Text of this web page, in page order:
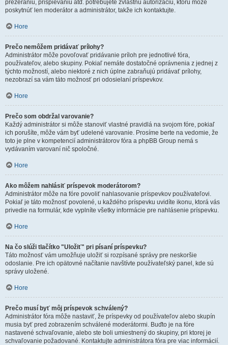
prezeraniu, prispievaniu atď. potrebujete zvláštnu autorizáciu, ktorú môže
poskytnúť len moderátor a administrátor, takže ich kontaktujte.
Hore
Prečo nemôžem pridávať prílohy?
Administrátor môže povoľovať pridávanie príloh pre jednotlivé fóra,
používateľov, alebo skupiny. Pokiaľ nemáte dostatočné oprávnenia z jednej z
týchto možností, alebo niektoré z nich úplne zabraňujú pridávať prílohy,
nezobrazí sa vám táto možnosť pri odosielaní príspevkov.
Hore
Prečo som obdržal varovanie?
Každý administrátor si môže stanoviť vlastné pravidlá na svojom fóre, pokiaľ
ich porušíte, môže vám byť udelené varovanie. Prosíme berte na vedomie, že
toto je plne v kompetencií administrátorov fóra a phpBB Group nemá s
vydávaním varovaní nič spoločné.
Hore
Ako môžem nahlásiť príspevok moderátorom?
Administrátor môže na fóre povoliť nahlasovanie príspevkov používateľovi.
Pokiaľ je táto možnosť povolené, u každého príspevku uvidíte ikonu, ktorá vás
privedie na formulár, kde vyplníte všetky informácie pre nahlásenie príspevku.
Hore
Na čo slúži tlačítko "Uložiť" pri písaní príspevku?
Táto možnosť vám umožňuje uložiť si rozpísané správy pre neskoršie
odoslanie. Pre ich opätovné načítanie navštívte používateľský panel, kde sú
správy uložené.
Hore
Prečo musí byť môj príspevok schválený?
Administrátor fóra môže nastaviť, že príspevky od používateľov alebo skupín
musia byť pred zobrazením schválené moderátormi. Buďto je na fóre
nastavené schvaľovanie, alebo ste boli umiestnený do skupiny, pri ktorej je
schvaľovanie požadované. Kontaktujte administrátora fóra pre viac informácií.